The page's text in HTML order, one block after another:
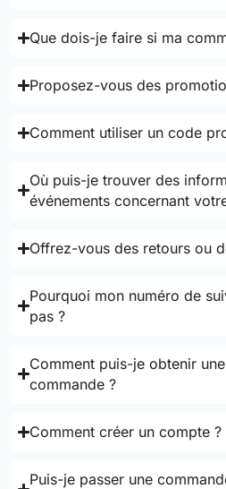
Que dois-je faire si ma
Proposez-vous des
Comment utiliser un code
Où puis-je trouver des
événements concernant
Offrez-vous des retours ou
Pourquoi mon numéro de
pas ?
Comment puis-je obtenir
commande ?
Comment créer un compte ?
Puis-je passer une